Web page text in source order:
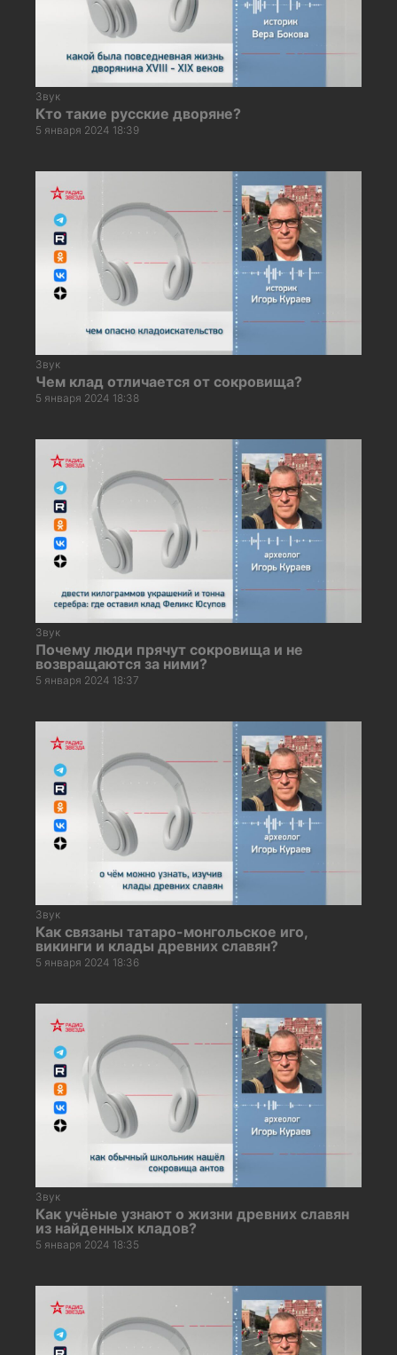
Звук
Кто такие русские дворяне?
5 января 2024 18:39
Звук
Чем клад отличается от сокровища?
5 января 2024 18:38
Звук
Почему люди прячут сокровища и не
возвращаются за ними?
5 января 2024 18:37
Звук
Как связаны татаро-монгольское иго,
викинги и клады древних славян?
5 января 2024 18:36
Звук
Как учёные узнают о жизни древних славян
из найденных кладов?
5 января 2024 18:35